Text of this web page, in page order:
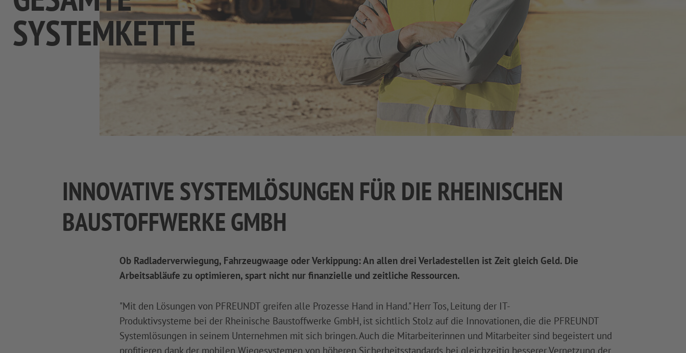
SYSTEMKETTE
INNOVATIVE SYSTEMLÖSUNGEN FÜR DIE RHEINISCHEN
BAUSTOFFWERKE GMBH
Ob Radladerverwiegung, Fahrzeugwaage oder Verkippung: An allen drei Verladestellen ist Zeit gleich Geld. Die
Arbeitsabläufe zu optimieren, spart nicht nur finanzielle und zeitliche Ressourcen.
"Mit den Lösungen von PFREUNDT greifen alle Prozesse Hand in Hand." Herr Tos, Leitung der IT-
Produktivsysteme bei der Rheinische Baustoffwerke GmbH, ist sichtlich Stolz auf die Innovationen, die die PFREUNDT
Systemlösungen in seinem Unternehmen mit sich bringen. Auch die Mitarbeiterinnen und Mitarbeiter sind begeistert und
profitieren dank der mobilen Wiegesystemen von höheren Sicherheitsstandards bei gleichzeitig besserer Vernetzung der